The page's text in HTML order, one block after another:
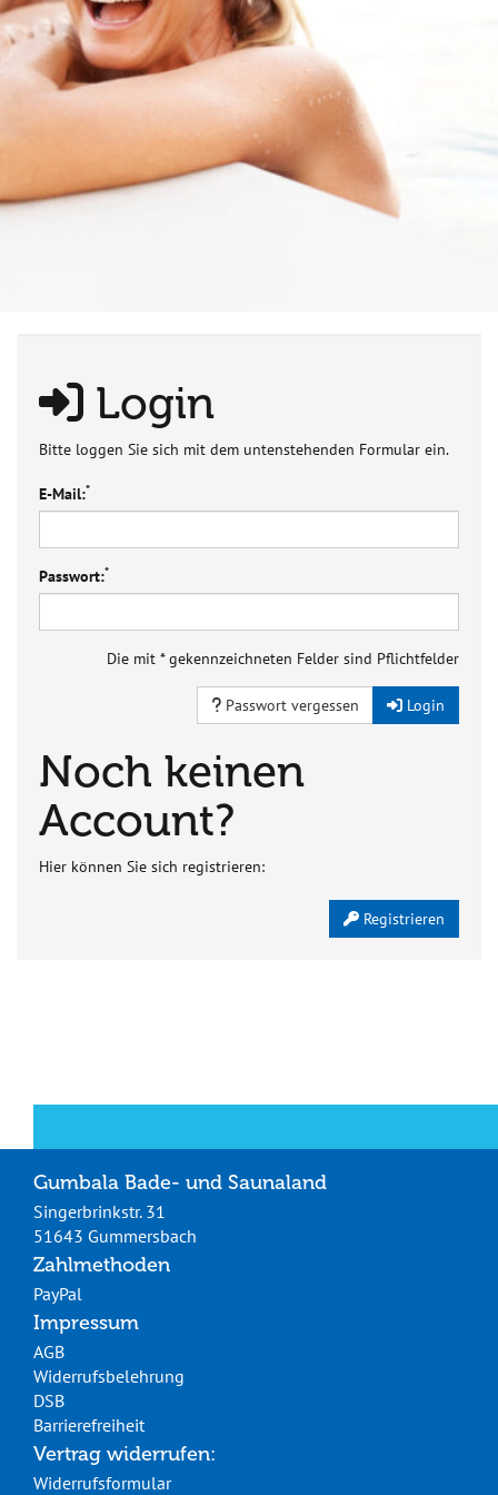
Login
Bitte loggen Sie sich mit dem untenstehenden Formular ein.
E-Mail:*
Passwort:*
Die mit * gekennzeichneten Felder sind Pflichtfelder
Passwort vergessen Login
Noch keinen
Account?
Hier können Sie sich registrieren:
Registrieren
Gumbala Bade- und Saunaland
Singerbrinkstr. 31
51643 Gummersbach
Zahlmethoden
PayPal
Impressum
AGB
Widerrufsbelehrung
DSB
Barrierefreiheit
Vertrag widerrufen:
Widerrufsformular